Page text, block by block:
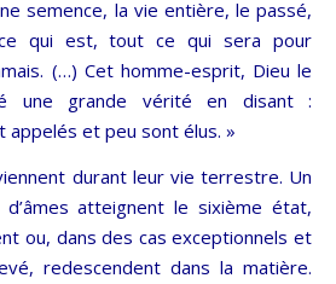
semence, la vie entière, le passé,
qui est, tout ce qui sera pour
(…) Cet homme-esprit, Dieu le
une grande vérité en disant :
appelés et peu sont élus. »
durant leur vie terrestre. Un
atteignent le sixième état,
ou, dans des cas exceptionnels et
redescendent dans la matière.